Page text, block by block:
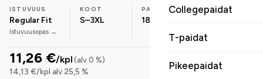
Collegepaidat
T-paidat
Pikeepaidat
ISTUVUUS
Regular Fit
Istuvuusopas →
KOOT
S–3XL
PAINO
180 g/m²
MATERIAALI
sekoite
11,26 €/kpl (alv 0 %)
14,13 €/kpl alv 25,5 %